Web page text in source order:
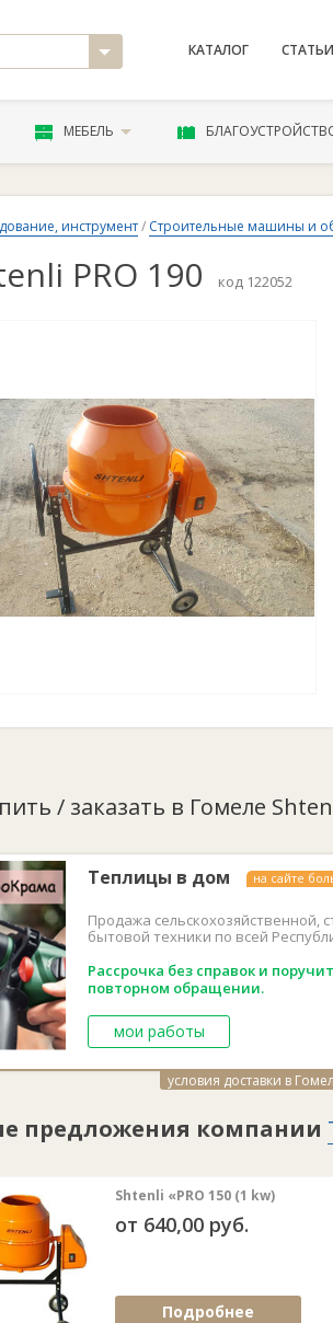
КАТАЛОГ СТАТЬИ
МЕБЕЛЬ
инструмент/ Строительные машины и
PRO 190 код 122052
/ заказать в Гомеле
Теплицы в дом на сайте
Продажа сельскохозяйственной,
бытовой техники по всей
Рассрочка без справок и
повторном обращении.
мои работы
условия доставки в
предложения компании
Shtenli «PRO 150 (1 kw)
от 640,00 руб.
Подробнее